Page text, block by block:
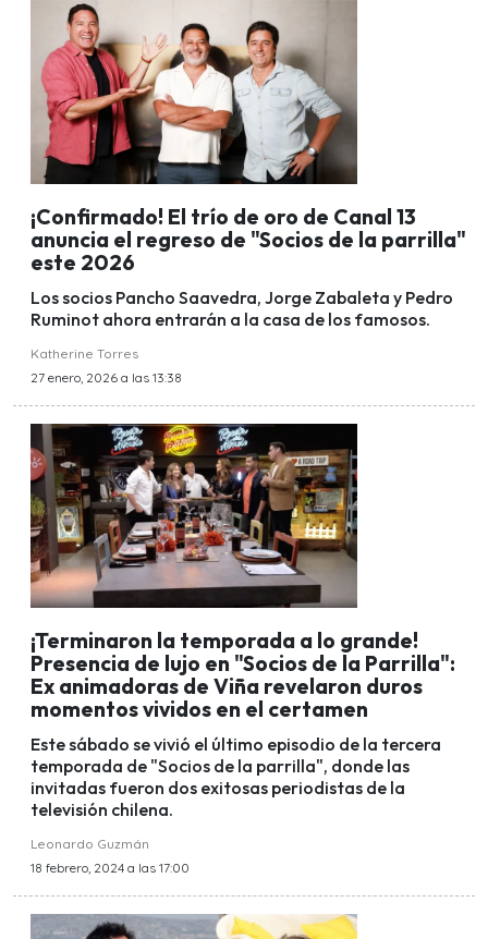
¡Confirmado! El trío de oro de Canal 13
anuncia el regreso de "Socios de la parrilla"
este 2026
Los socios Pancho Saavedra, Jorge Zabaleta y Pedro
Ruminot ahora entrarán a la casa de los famosos.
Katherine Torres
27 enero, 2026 a las 13:38
¡Terminaron la temporada a lo grande!
Presencia de lujo en "Socios de la Parrilla":
Ex animadoras de Viña revelaron duros
momentos vividos en el certamen
Este sábado se vivió el último episodio de la tercera
temporada de "Socios de la parrilla", donde las
invitadas fueron dos exitosas periodistas de la
televisión chilena.
Leonardo Guzmán
18 febrero, 2024 a las 17:00